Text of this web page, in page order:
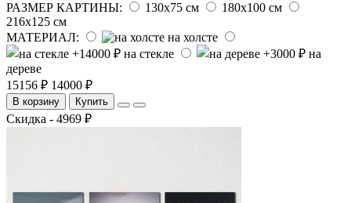
РАЗМЕР КАРТИНЫ:
130x75 см
180х100 см
216х125 см
МАТЕРИАЛ:
на холсте
на стекле
на
дереве
15156 ₽ 14000 ₽
В корзину Купить
Скидка - 4969 ₽